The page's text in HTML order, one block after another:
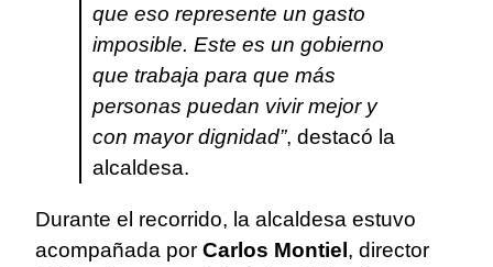
que eso represente un gasto
imposible. Este es un gobierno
que trabaja para que más
personas puedan vivir mejor y
con mayor dignidad”, destacó la
alcaldesa.
Durante el recorrido, la alcaldesa estuvo
acompañada por Carlos Montiel, director